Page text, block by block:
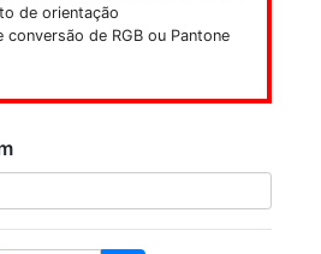
de orientação
de RGB ou Pantone